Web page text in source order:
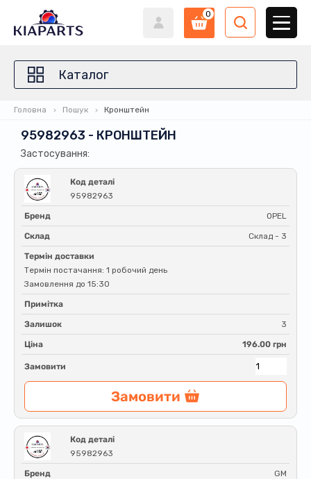
0
Каталог
Головна Пошук Кронштейн
95982963 - КРОНШТЕЙН
Застосування:
Код деталі
95982963
Бренд OPEL
Склад Склад - 3
Термін доставки
Термін постачання: 1 робочий день
Замовлення до 15:30
Примітка
Залишок 3
Ціна 196.00 грн
Замовити
Замовити
Код деталі
95982963
Бренд GM